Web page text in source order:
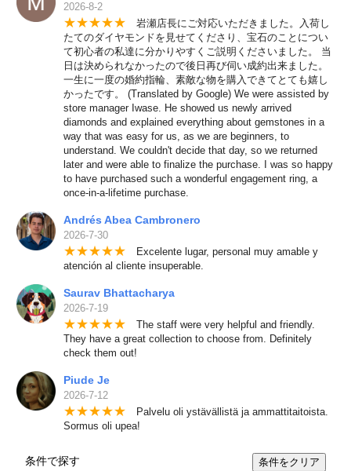
2026-8-2
★★★★★ 岩瀬店長にご対応いただきました。入荷し
たてのダイヤモンドを見せてくださり、宝石のことについ
て初心者の私達に分かりやすくご説明くださいました。 当
日は決められなかったので後日再び伺い成約出来ました。
一生に一度の婚約指輪、素敵な物を購入できてとても嬉し
かったです。 (Translated by Google) We were assisted by
store manager Iwase. He showed us newly arrived
diamonds and explained everything about gemstones in a
way that was easy for us, as we are beginners, to
understand. We couldn't decide that day, so we returned
later and were able to finalize the purchase. I was so happy
to have purchased such a wonderful engagement ring, a
once-in-a-lifetime purchase.
Andrés Abea Cambronero
2026-7-30
★★★★★ Excelente lugar, personal muy amable y
atención al cliente insuperable.
Saurav Bhattacharya
2026-7-19
★★★★★ The staff were very helpful and friendly.
They have a great collection to choose from. Definitely
check them out!
Piude Je
2026-7-12
★★★★★ Palvelu oli ystävällistä ja ammattitaitoista.
Sormus oli upea!
条件で探す 条件をクリア